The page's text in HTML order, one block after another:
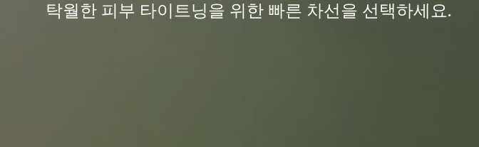
탁월한 피부 타이트닝을 위한 빠른 차선을 선택하세요.